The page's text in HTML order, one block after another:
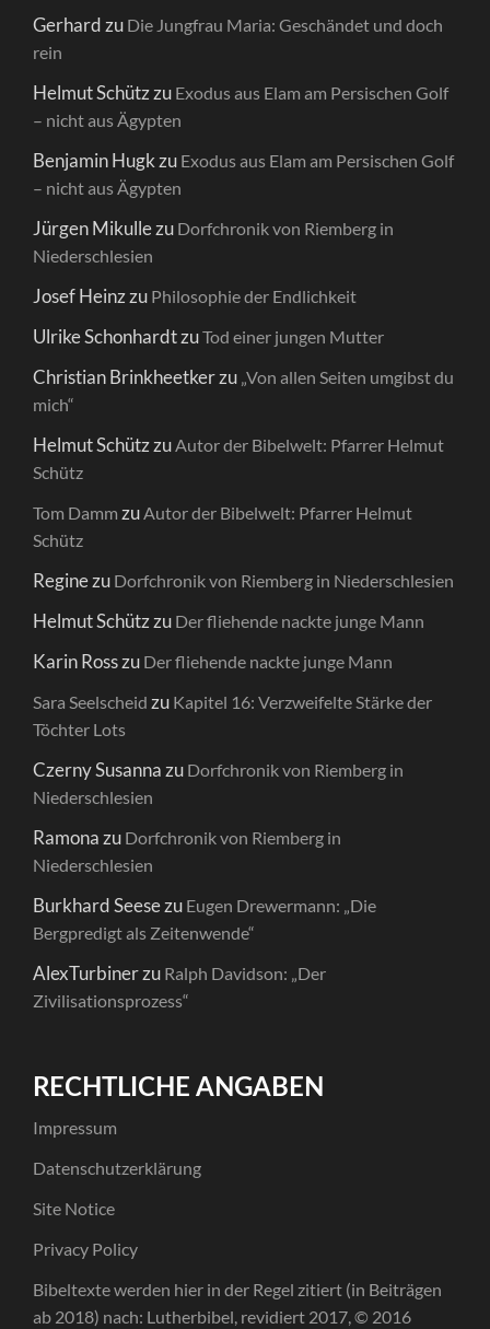
Gerhardzu Die Jungfrau Maria: Geschändet und doch
rein
Helmut Schützzu Exodus aus Elam am Persischen Golf
– nicht aus Ägypten
Benjamin Hugkzu Exodus aus Elam am Persischen Golf
– nicht aus Ägypten
Jürgen Mikullezu Dorfchronik von Riemberg in
Niederschlesien
Josef Heinzzu Philosophie der Endlichkeit
Ulrike SchonhardtzuTod einer jungen Mutter
Christian Brinkheetkerzu „Von allen Seiten umgibst du
mich“
Helmut SchützzuAutor der Bibelwelt: Pfarrer Helmut
Schütz
Tom Damm zuAutor der Bibelwelt: Pfarrer Helmut
Schütz
Reginezu Dorfchronik von Riemberg in Niederschlesien
Helmut Schützzu Der fliehende nackte junge Mann
Karin Rosszu Der fliehende nackte junge Mann
Sara Seelscheid zu Kapitel 16: Verzweifelte Stärke der
Töchter Lots
Czerny Susannazu Dorfchronik von Riemberg in
Niederschlesien
Ramonazu Dorfchronik von Riemberg in
Niederschlesien
Burkhard Seesezu Eugen Drewermann: „Die
Bergpredigt als Zeitenwende“
AlexTurbinerzu Ralph Davidson: „Der
Zivilisationsprozess“
RECHTLICHE ANGABEN
Impressum
Datenschutzerklärung
Site Notice
Privacy Policy
Bibeltexte werden hier in der Regel zitiert (in Beiträgen
ab 2018) nach: Lutherbibel, revidiert 2017, © 2016